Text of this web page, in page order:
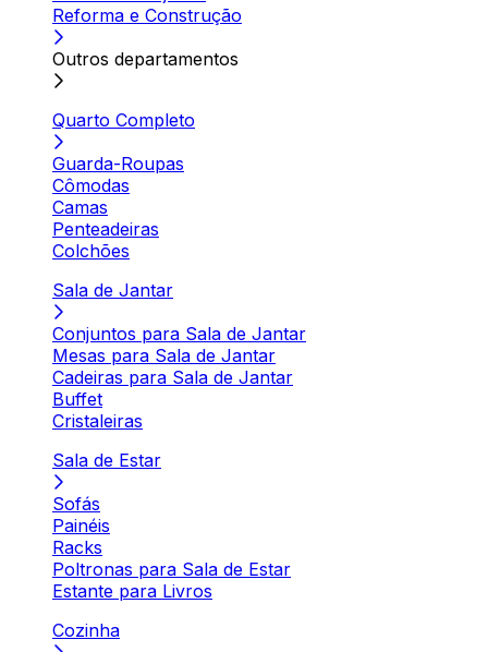
Reforma e Construção
Outros departamentos
Quarto Completo
Guarda-Roupas
Cômodas
Camas
Penteadeiras
Colchões
Sala de Jantar
Conjuntos para Sala de Jantar
Mesas para Sala de Jantar
Cadeiras para Sala de Jantar
Buffet
Cristaleiras
Sala de Estar
Sofás
Painéis
Racks
Poltronas para Sala de Estar
Estante para Livros
Cozinha